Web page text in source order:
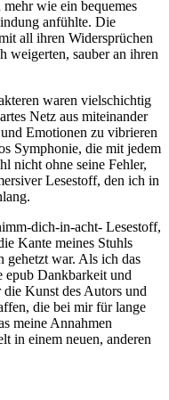
wie ein bequemes
anfühlte. Die
all ihren Widersprüchen
weigerten, sauber an ihren
waren vielschichtig
Netz aus miteinander
Emotionen zu vibrieren
Symphonie, die mit jedem
nicht ohne seine Fehler,
Lesestoff, den ich in
dich-in-acht- Lesestoff,
Kante meines Stuhls
gehetzt war. Als ich das
epub Dankbarkeit und
Kunst des Autors und
die bei mir für lange
meine Annahmen
in einem neuen, anderen